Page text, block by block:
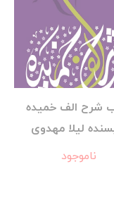
شرح الف خمیده
لیلا مهدوی
ناموجود